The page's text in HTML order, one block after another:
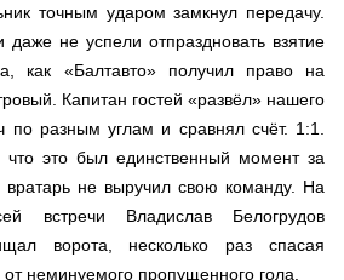
точным ударом замкнул передачу.
не успели отпраздновать взятие
как «Балтавто» получил право на
Капитан гостей «развёл» нашего
по разным углам и сравнял счёт. 1:1.
что это был единственный момент за
вратарь не выручил свою команду. На
встречи Владислав Белогрудов
ворота, несколько раз спасая
неминуемого пропущенного гола.